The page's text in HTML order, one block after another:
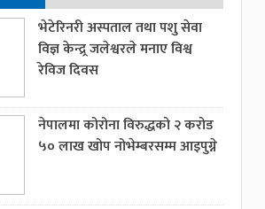
भेटेरिनरी अस्पताल तथा पशु सेवा
विज्ञ केन्द्र्र जलेश्वरले मनाए विश्व
रेविज दिवस
नेपालमा कोरोना विरुद्धको २ करोड
५० लाख खोप नोभेम्बरसम्म आइपुग्ने